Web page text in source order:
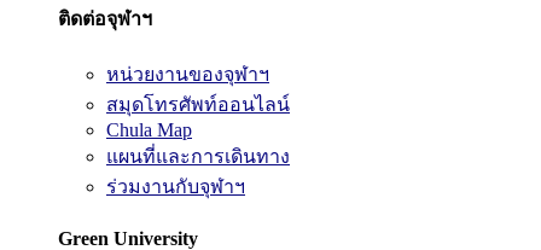
ติดต่อจุฬาฯ
หน่วยงานของจุฬาฯ
สมุดโทรศัพท์ออนไลน์
Chula Map
แผนที่และการเดินทาง
ร่วมงานกับจุฬาฯ
Green University